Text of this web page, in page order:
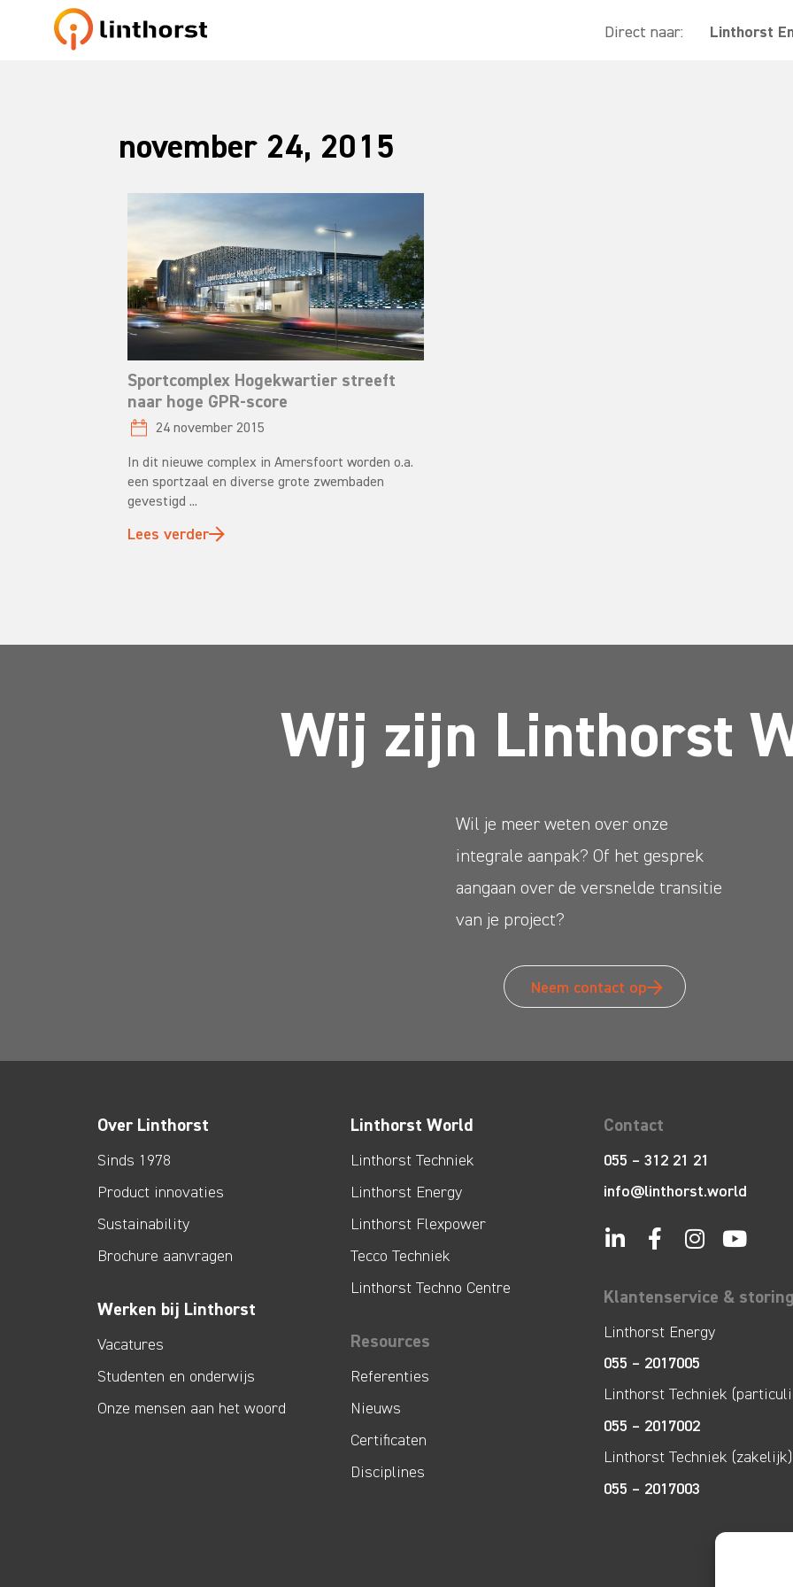
Direct naar: Linthorst
november 24, 2015
Sportcomplex Hogekwartier streeft
naar hoge GPR-score
24 november 2015
In dit nieuwe complex in Amersfoort worden o.a.
een sportzaal en diverse grote zwembaden
gevestigd ...
Lees verder
Wij zijn Linthorst
Wil je meer weten over onze
integrale aanpak? Of het gesprek
aangaan over de versnelde transitie
van je project?
Neem contact op
Over Linthorst
Sinds 1978
Product innovaties
Sustainability
Brochure aanvragen
Werken bij Linthorst
Vacatures
Studenten en onderwijs
Onze mensen aan het woord
Linthorst World
Linthorst Techniek
Linthorst Energy
Linthorst Flexpower
Tecco Techniek
Linthorst Techno Centre
Resources
Referenties
Nieuws
Certificaten
Disciplines
Contact
055 – 312 21 21
info@linthorst.world
Klantenservice &
Linthorst Energy
055 – 2017005
Linthorst Techniek
055 – 2017002
Linthorst Techniek (zakelijk)
055 – 2017003